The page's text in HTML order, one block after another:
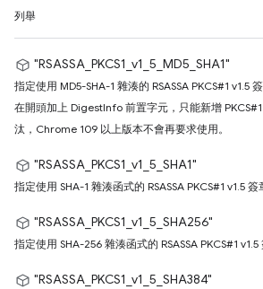
列舉
"RSASSA_PKCS1_v1_5_MD5_SHA1"
指定使用 MD5-SHA-1 雜湊的 RSASSA PKCS#1 v1.5
在開頭加上 DigestInfo 前置字元，只能新增
汰，Chrome 109 以上版本不會再要求使用。
"RSASSA_PKCS1_v1_5_SHA1"
指定使用 SHA-1 雜湊函式的 RSASSA PKCS#1 v1.5 簽
"RSASSA_PKCS1_v1_5_SHA256"
指定使用 SHA-256 雜湊函式的 RSASSA PKCS#1 v1.5
"RSASSA_PKCS1_v1_5_SHA384"